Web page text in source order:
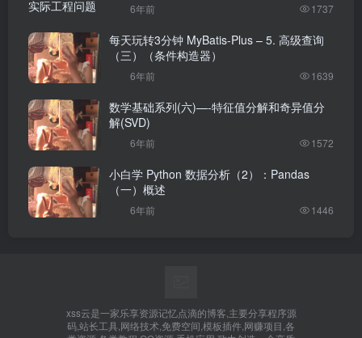
6年前 1737
每天玩转3分钟 MyBatis-Plus – 5. 高级查询
（三）（条件构造器）
6年前 1639
数学基础系列(六)—-特征值分解和奇异值分
解(SVD)
6年前 1572
小白学 Python 数据分析（2）：Pandas
（一）概述
6年前 1446
xss云是一家乐享资源记忆点滴的博客,主要分享程序源
码,站长工具,网络技术,免费空间,模板插件,网赚项目,各